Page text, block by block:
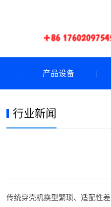
产品设备
行业新闻
传统穿壳机换型繁琐、适配性